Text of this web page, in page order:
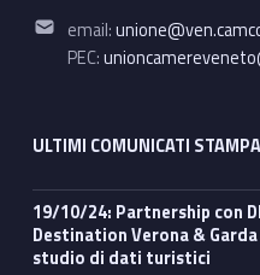
Email address:
email:
PEC:
ULTIMI COMUNICATI STAMPA
19/10/24: Partnership con DMO Dolomiti Bellunesi e
Destination Verona &
studio di dati turistici